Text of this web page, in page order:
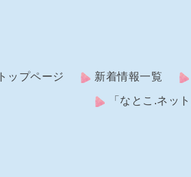
トップページ 新着情報一覧
「なとこ.ネッ